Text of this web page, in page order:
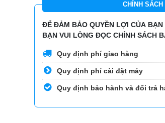
CHÍNH
ĐỂ ĐẢM BẢO QUYỀN LỢI CỦA
BẠN VUI LÒNG ĐỌC CHÍNH SÁCH
Quy định phí giao hàng
Quy định phí cài đặt máy
Quy định bảo hành và đổi trả